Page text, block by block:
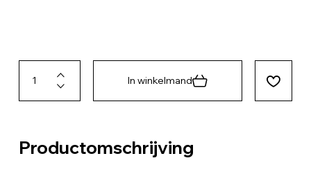
In winkelmand
Productomschrijving